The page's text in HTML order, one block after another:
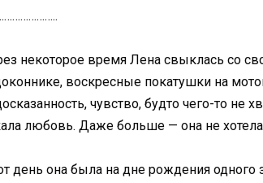
некоторое время Лена свыклась со
воскресные покатушки на
чувство, будто чего-то не
любовь. Даже больше — она не хотела
день она была на дне рождения